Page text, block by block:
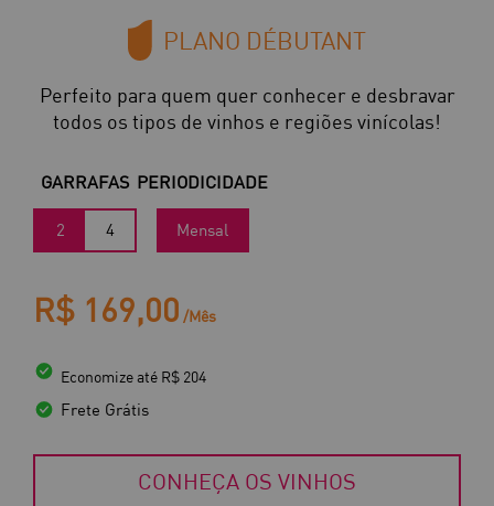
PLANO DÉBUTANT
Perfeito para quem quer conhecer e desbravar
todos os tipos de vinhos e regiões vinícolas!
GARRAFAS
2 4
PERIODICIDADE
Mensal
R$ 169,00 /Mês
Economize até R$ 204
Frete Grátis
CONHEÇA OS VINHOS